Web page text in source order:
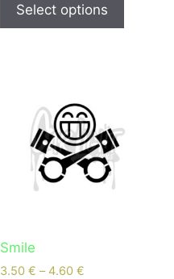
Select options
Smile
3.50 € – 4.60 €